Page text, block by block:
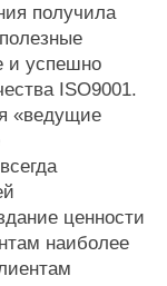
получила
и успешно
ISO9001.
«ведущие
ценности
наиболее